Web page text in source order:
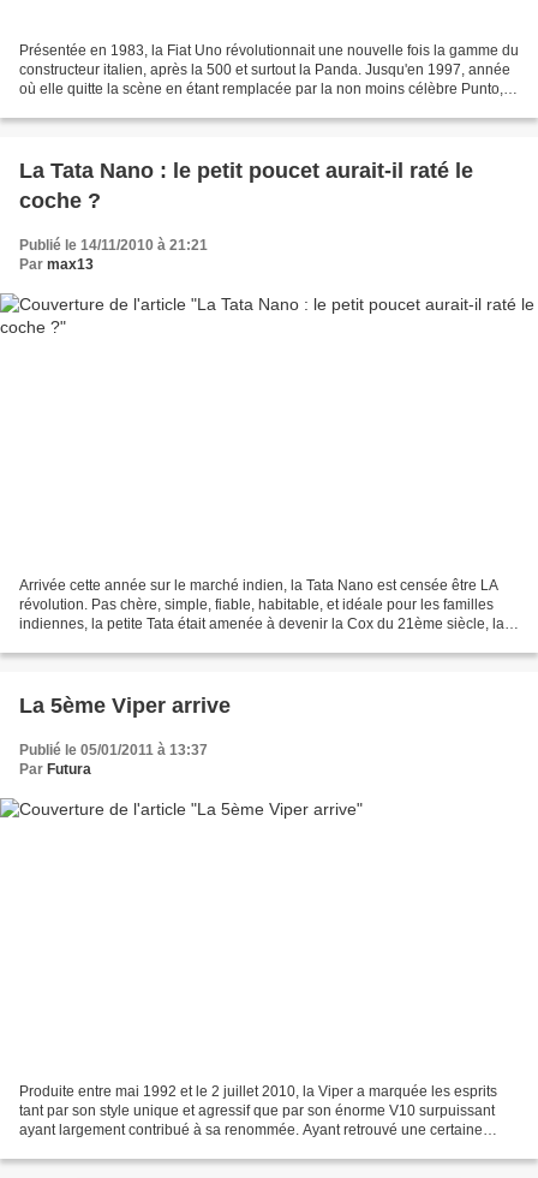
Présentée en 1983, la Fiat Uno révolutionnait une nouvelle fois la gamme du
constructeur italien, après la 500 et surtout la Panda. Jusqu'en 1997, année
où elle quitte la scène en étant remplacée par la non moins célèbre Punto, la
La Tata Nano : le petit poucet aurait-il raté le
coche ?
Publié le 14/11/2010 à 21:21
Par max13
Arrivée cette année sur le marché indien, la Tata Nano est censée être LA
révolution. Pas chère, simple, fiable, habitable, et idéale pour les familles
indiennes, la petite Tata était amenée à devenir la Cox du 21ème siècle, la
La 5ème Viper arrive
Publié le 05/01/2011 à 13:37
Par Futura
Produite entre mai 1992 et le 2 juillet 2010, la Viper a marquée les esprits
tant par son style unique et agressif que par son énorme V10 surpuissant
ayant largement contribué à sa renommée. Ayant retrouvé une certaine